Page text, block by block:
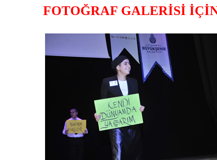
FOTOĞRAF GALERİSİ